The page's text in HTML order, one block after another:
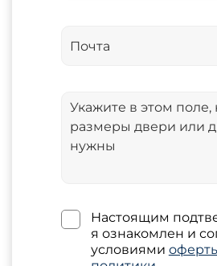
Настоящим
я ознакомлен и
условиями